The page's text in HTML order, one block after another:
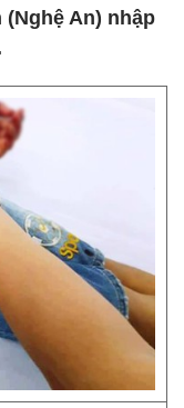
An) nhập